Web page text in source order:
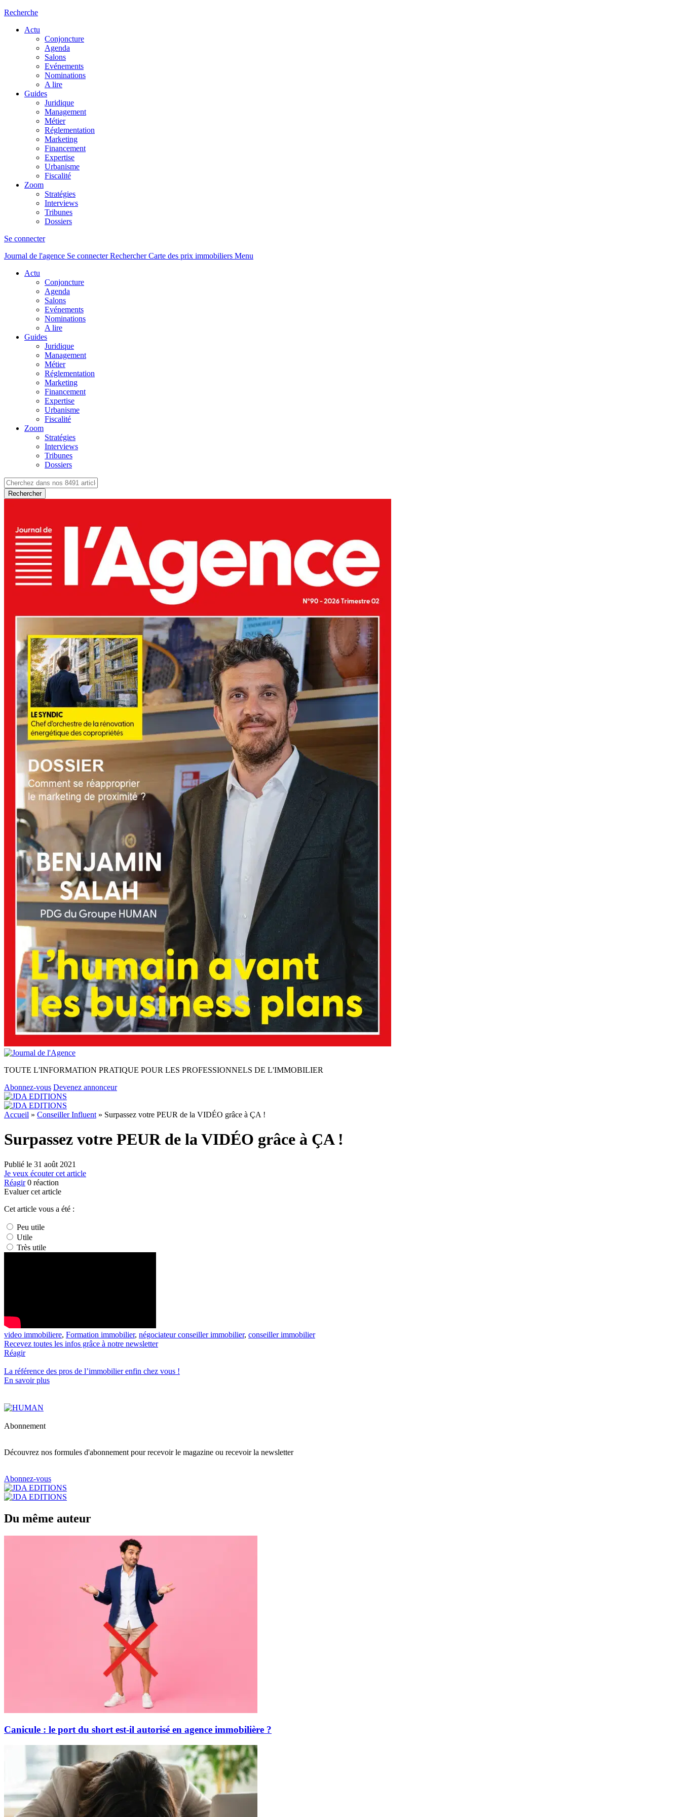
Recherche
Actu
Conjoncture
Agenda
Salons
Evénements
Nominations
A lire
Guides
Juridique
Management
Métier
Réglementation
Marketing
Financement
Expertise
Urbanisme
Fiscalité
Zoom
Stratégies
Interviews
Tribunes
Dossiers
Se connecter
Journal de l'agence Se connecterRechercher Carte des prix immobiliers Menu
Actu
Conjoncture
Agenda
Salons
Evénements
Nominations
A lire
Guides
Juridique
Management
Métier
Réglementation
Marketing
Financement
Expertise
Urbanisme
Fiscalité
Zoom
Stratégies
Interviews
Tribunes
Dossiers
Rechercher
TOUTE L'INFORMATION PRATIQUE POUR LES PROFESSIONNELS DE L'IMMOBILIER
Abonnez-vous Devenez annonceur
Accueil » Conseiller Influent » Surpassez votre PEUR de la VIDÉO grâce à ÇA !
Surpassez votre PEUR de la VIDÉO grâce à ÇA !
Publié le 31 août 2021
Je veux écouter cet article
Réagir 0 réaction
Evaluer cet article
Cet article vous a été :
Peu utile
Utile
Très utile
video immobiliere, Formation immobilier, négociateur conseiller immobilier, conseiller immobilier
Recevez toutes les infos grâce à notre newsletter
Réagir
La référence des pros de l’immobilierenfin chez vous !
En savoir plus
Abonnement
Découvrez nos formules d'abonnement pour recevoir le magazine ou recevoir la newsletter
Abonnez-vous
Du même auteur
Canicule : le port du short est-il autorisé en agence immobilière ?